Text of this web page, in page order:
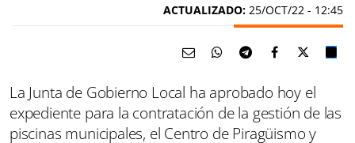
ACTUALIZADO: 25/OCT/22 - 12:45
La Junta de Gobierno Local ha aprobado hoy el
expediente para la contratación de la gestión de las
piscinas municipales, el Centro de Piragüismo y